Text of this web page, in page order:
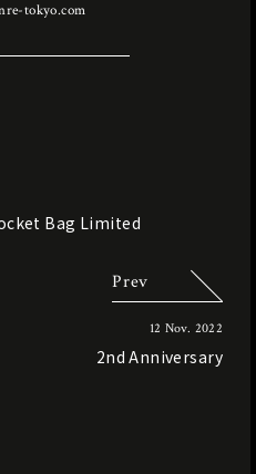
tokyo.com
Bag Limited
Prev
12 Nov. 2022
2nd Anniversary